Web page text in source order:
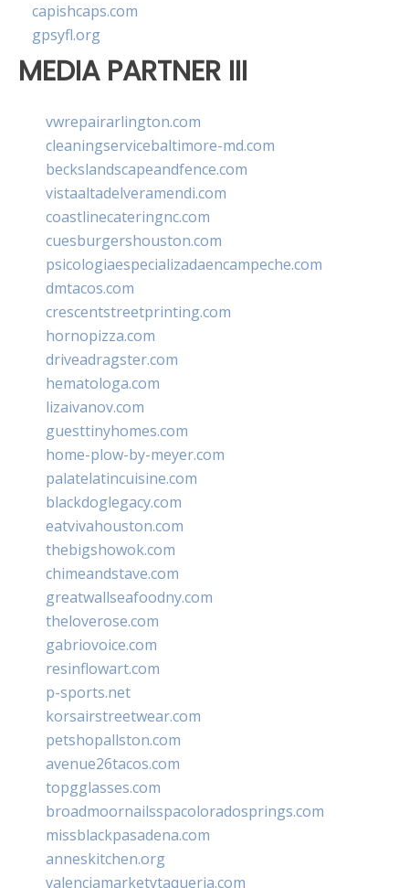
capishcaps.com
gpsyfl.org
MEDIA PARTNER III
vwrepairarlington.com
cleaningservicebaltimore-md.com
beckslandscapeandfence.com
vistaaltadelveramendi.com
coastlinecateringnc.com
cuesburgershouston.com
psicologiaespecializadaencampeche.com
dmtacos.com
crescentstreetprinting.com
hornopizza.com
driveadragster.com
hematologa.com
lizaivanov.com
guesttinyhomes.com
home-plow-by-meyer.com
palatelatincuisine.com
blackdoglegacy.com
eatvivahouston.com
thebigshowok.com
chimeandstave.com
greatwallseafoodny.com
theloverose.com
gabriovoice.com
resinflowart.com
p-sports.net
korsairstreetwear.com
petshopallston.com
avenue26tacos.com
topgglasses.com
broadmoornailsspacoloradosprings.com
missblackpasadena.com
anneskitchen.org
valenciamarketytaqueria.com